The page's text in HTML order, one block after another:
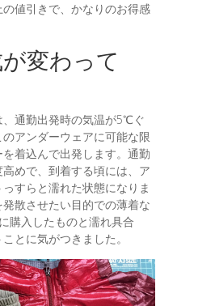
値引きで、かなりのお得感
変わって
、通勤出発時の気温が5℃ぐ
アンダーウェアに可能な限
着込んで出発します。通勤
めで、到着する頃には、ア
すらと濡れた状態になりま
散させたい目的での薄着な
購入したものと濡れ具合
とに気がつきました。